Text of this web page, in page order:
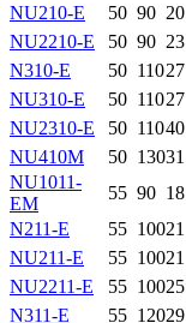
NU210-E
50 90 20
NU2210-E
50 90 23
N310-E
50 11027
NU310-E
50 11027
NU2310-E
50 11040
NU410M
50 13031
NU1011-
EM
55 90 18
N211-E
55 10021
NU211-E
55 10021
NU2211-E
55 10025
N311-E
55 12029